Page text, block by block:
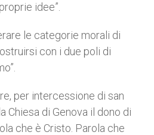
idee”.
le categorie morali di
con i due poli di
per intercessione di san
Chiesa di Genova il dono di
che è Cristo. Parola che